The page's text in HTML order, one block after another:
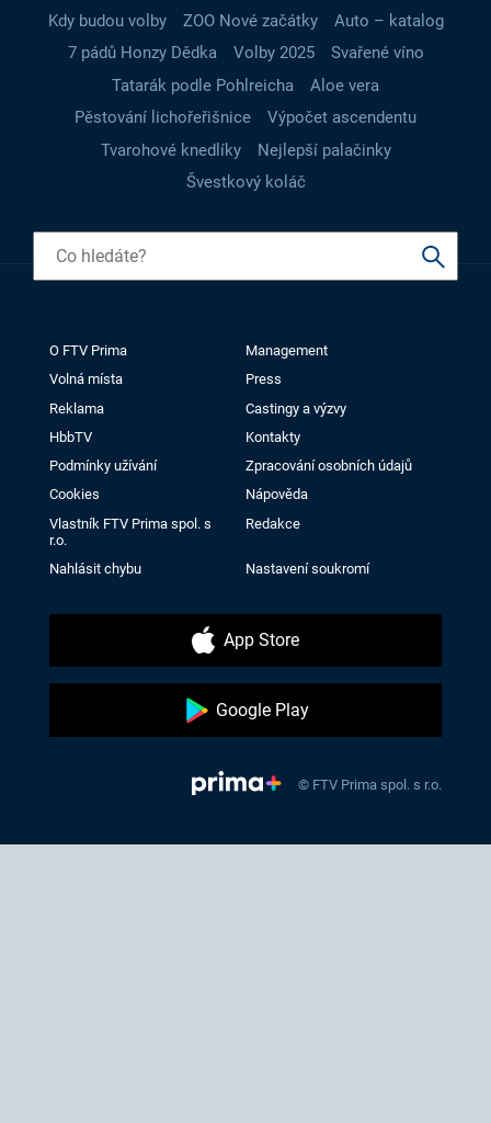
Kdy budou volby
ZOO Nové začátky
Auto – katalog
7 pádů Honzy Dědka
Volby 2025
Svařené víno
Tatarák podle Pohlreicha
Aloe vera
Pěstování lichořeřišnice
Výpočet ascendentu
Tvarohové knedlíky
Nejlepší palačinky
Švestkový koláč
O FTV Prima
Management
Volná místa
Press
Reklama
Castingy a výzvy
HbbTV
Kontakty
Podmínky užívání
Zpracování osobních údajů
Cookies
Nápověda
Vlastník FTV Prima spol. s
r.o.
Redakce
Nahlásit chybu Nastavení soukromí
App Store
Google Play
© FTV Prima spol. s r.o.